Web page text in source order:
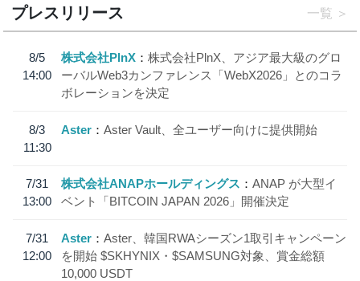
プレスリリース 一覧
8/5
14:00
株式会社PlnX
株式会社PlnX、アジア最大級のグロ
ーバルWeb3カンファレンス「WebX2026」とのコラ
ボレーションを決定
8/3
11:30
Aster Aster Vault、全ユーザー向けに提供開始
7/31
13:00
株式会社ANAPホールディングス
ANAP が大型イ
ベント「BITCOIN JAPAN 2026」開催決定
7/31
12:00
Aster
Aster、韓国RWAシーズン1取引キャンペーン
を開始 $SKHYNIX・$SAMSUNG対象、賞金総額
10,000 USDT